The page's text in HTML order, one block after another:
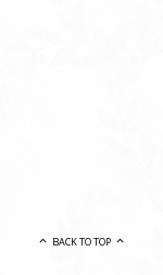
BACK TO TOP